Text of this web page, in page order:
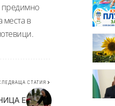
места в
СТАТИЯ
Е